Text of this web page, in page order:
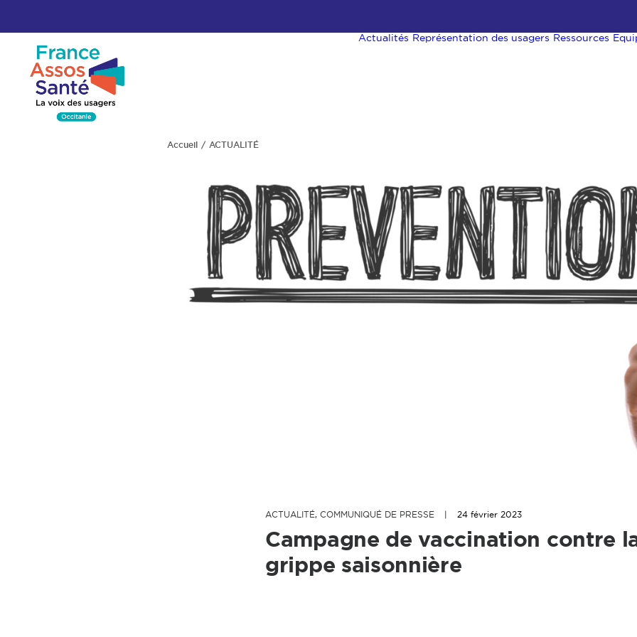
Actualités Représentation des usagers Ressources
Accueil ACTUALITÉ
ACTUALITÉ, COMMUNIQUÉ DE PRESSE | 24 février 2023
Campagne de vaccination contre
grippe saisonnière